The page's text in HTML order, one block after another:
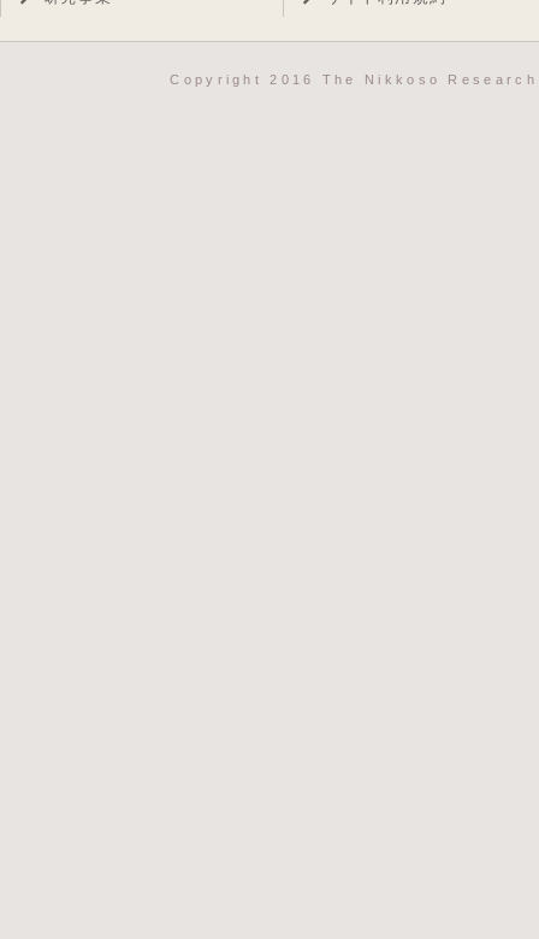
Copyright 2016 The Nikkoso